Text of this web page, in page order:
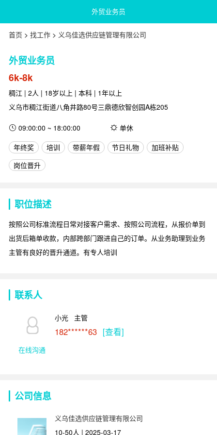
外贸业务员
首页 > 找工作> 义乌佳选供应链管理有限公司
外贸业务员
6k-8k
稠江 | 2人 | 18岁以上 | 本科 | 1年以上
义乌市稠江街道八角井路80号三鼎德欣智创园A栋205
09:00:00 ~ 18:00:00 单休
年终奖 培训 带薪年假 节日礼物
加班补贴
岗位晋升
职位描述
按照公司标准流程日常对接客户需求、按照公司流程，从报价单到
出货后箱单收款，内部跨部门跟进自己的订单。从业务助理到业务
主管有良好的晋升通道。有专人培训
联系人
在线沟通
小光   主管
182******63 [查看]
公司信息
义乌佳选供应链管理有限公司
10-50人 | 2025-03-17